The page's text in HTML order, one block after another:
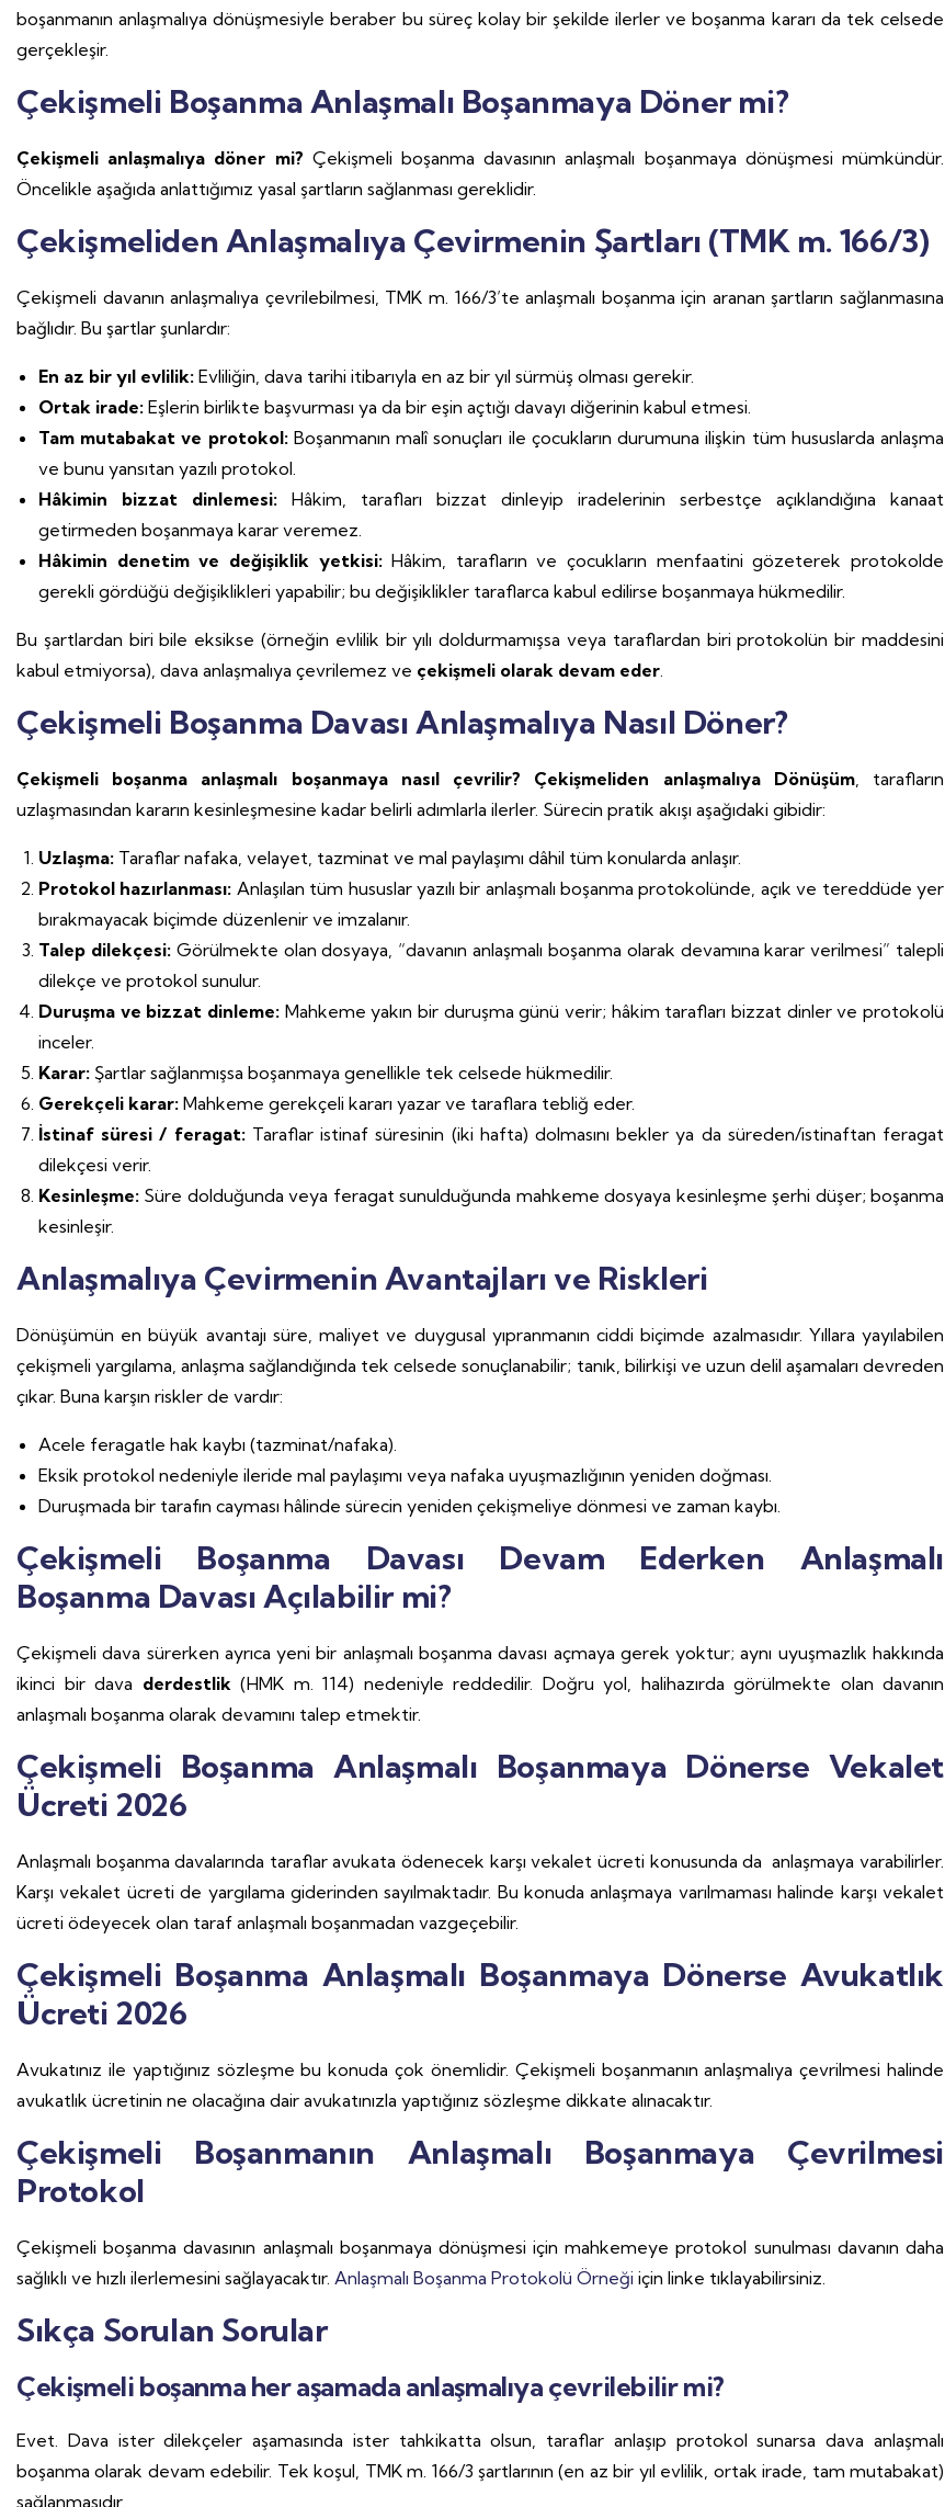
boşanmanın anlaşmalıya dönüşmesiyle beraber bu süreç kolay bir şekilde ilerler ve boşanma kararı da tek celsede
gerçekleşir.
Çekişmeli Boşanma Anlaşmalı Boşanmaya Döner mi?
Çekişmeli anlaşmalıya döner mi? Çekişmeli boşanma davasının anlaşmalı boşanmaya dönüşmesi mümkündür.
Öncelikle aşağıda anlattığımız yasal şartların sağlanması gereklidir.
Çekişmeliden Anlaşmalıya Çevirmenin Şartları (TMK m. 166/3)
Çekişmeli davanın anlaşmalıya çevrilebilmesi, TMK m. 166/3’te anlaşmalı boşanma için aranan şartların sağlanmasına
bağlıdır. Bu şartlar şunlardır:
En az bir yıl evlilik: Evliliğin, dava tarihi itibarıyla en az bir yıl sürmüş olması gerekir.
Ortak irade: Eşlerin birlikte başvurması ya da bir eşin açtığı davayı diğerinin kabul etmesi.
Tam mutabakat ve protokol: Boşanmanın malî sonuçları ile çocukların durumuna ilişkin tüm hususlarda anlaşma
ve bunu yansıtan yazılı protokol.
Hâkimin bizzat dinlemesi: Hâkim, tarafları bizzat dinleyip iradelerinin serbestçe açıklandığına kanaat
getirmeden boşanmaya karar veremez.
Hâkimin denetim ve değişiklik yetkisi:Hâkim, tarafların ve çocukların menfaatini gözeterek protokolde
gerekli gördüğü değişiklikleri yapabilir; bu değişiklikler taraflarca kabul edilirse boşanmaya hükmedilir.
Bu şartlardan biri bile eksikse (örneğin evlilik bir yılı doldurmamışsa veya taraflardan biri protokolün bir maddesini
kabul etmiyorsa), dava anlaşmalıya çevrilemez ve çekişmeli olarak devam eder
Çekişmeli Boşanma Davası Anlaşmalıya Nasıl Döner?
Çekişmeli boşanma anlaşmalı boşanmaya nasıl çevrilir? Çekişmeliden anlaşmalıya Dönüşüm, tarafların
uzlaşmasından kararın kesinleşmesine kadar belirli adımlarla ilerler. Sürecin pratik akışı aşağıdaki gibidir:
Uzlaşma: Taraflar nafaka, velayet, tazminat ve mal paylaşımı dâhil tüm konularda anlaşır.
Protokol hazırlanması: Anlaşılan tüm hususlar yazılı bir anlaşmalı boşanma protokolünde, açık ve tereddüde yer
bırakmayacak biçimde düzenlenir ve imzalanır.
Talep dilekçesi: Görülmekte olan dosyaya, “davanın anlaşmalı boşanma olarak devamına karar verilmesi” talepli
dilekçe ve protokol sunulur.
Duruşma ve bizzat dinleme: Mahkeme yakın bir duruşma günü verir; hâkim tarafları bizzat dinler ve protokolü
inceler.
Karar: Şartlar sağlanmışsa boşanmaya genellikle tek celsede hükmedilir.
Gerekçeli karar: Mahkeme gerekçeli kararı yazar ve taraflara tebliğ eder.
İstinaf süresi / feragat: Taraflar istinaf süresinin (iki hafta) dolmasını bekler ya da süreden/istinaftan feragat
dilekçesi verir.
Kesinleşme: Süre dolduğunda veya feragat sunulduğunda mahkeme dosyaya kesinleşme şerhi düşer; boşanma
kesinleşir.
Anlaşmalıya Çevirmenin Avantajları ve Riskleri
Dönüşümün en büyük avantajı süre, maliyet ve duygusal yıpranmanın ciddi biçimde azalmasıdır. Yıllara yayılabilen
çekişmeli yargılama, anlaşma sağlandığında tek celsede sonuçlanabilir; tanık, bilirkişi ve uzun delil aşamaları devreden
çıkar. Buna karşın riskler de vardır:
Acele feragatle hak kaybı (tazminat/nafaka).
Eksik protokol nedeniyle ileride mal paylaşımı veya nafaka uyuşmazlığının yeniden doğması.
Duruşmada bir tarafın cayması hâlinde sürecin yeniden çekişmeliye dönmesi ve zaman kaybı.
Çekişmeli Boşanma Davası Devam Ederken Anlaşmalı
Boşanma Davası Açılabilir mi?
Çekişmeli dava sürerken ayrıca yeni bir anlaşmalı boşanma davası açmaya gerek yoktur; aynı uyuşmazlık hakkında
ikinci bir dava derdestlik (HMK m. 114) nedeniyle reddedilir. Doğru yol, halihazırda görülmekte olan davanın
anlaşmalı boşanma olarak devamını talep etmektir.
Çekişmeli Boşanma Anlaşmalı Boşanmaya Dönerse Vekalet
Ücreti 2026
Anlaşmalı boşanma davalarında taraflar avukata ödenecek karşı vekalet ücreti konusunda da anlaşmaya varabilirler.
Karşı vekalet ücreti de yargılama giderinden sayılmaktadır. Bu konuda anlaşmaya varılmaması halinde karşı vekalet
ücreti ödeyecek olan taraf anlaşmalı boşanmadan vazgeçebilir.
Çekişmeli Boşanma Anlaşmalı Boşanmaya Dönerse Avukatlık
Ücreti 2026
Avukatınız ile yaptığınız sözleşme bu konuda çok önemlidir. Çekişmeli boşanmanın anlaşmalıya çevrilmesi halinde
avukatlık ücretinin ne olacağına dair avukatınızla yaptığınız sözleşme dikkate alınacaktır.
Çekişmeli Boşanmanın Anlaşmalı Boşanmaya Çevrilmesi
Protokol
Çekişmeli boşanma davasının anlaşmalı boşanmaya dönüşmesi için mahkemeye protokol sunulması davanın daha
sağlıklı ve hızlı ilerlemesini sağlayacaktır. Anlaşmalı Boşanma Protokolü Örneği için linke tıklayabilirsiniz.
Sıkça Sorulan Sorular
Çekişmeli boşanma her aşamada anlaşmalıya çevrilebilir mi?
Evet. Dava ister dilekçeler aşamasında ister tahkikatta olsun, taraflar anlaşıp protokol sunarsa dava anlaşmalı
boşanma olarak devam edebilir. Tek koşul, TMK m. 166/3 şartlarının (en az bir yıl evlilik, ortak irade, tam mutabakat)
sağlanmasıdır.